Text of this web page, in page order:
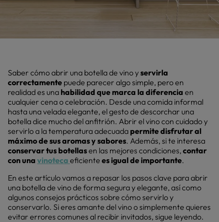
Saber cómo abrir una botella de vino yservirla
correctamente puede parecer algo simple, pero en
realidad es una habilidad que marca la diferencia en
cualquier cena o celebración. Desde una comida informal
hasta una velada elegante, el gesto de descorchar una
botella dice mucho del anfitrión. Abrir el vino con cuidado y
servirlo a la temperatura adecuada permite disfrutar al
máximo de sus aromas y sabores. Además, si te interesa
conservar tus botellasen las mejores condiciones, contar
con una vinoteca eficiente es igual de importante.
En este artículo vamos a repasar los pasos clave para abrir
una botella de vino de forma segura y elegante, así como
algunos consejos prácticos sobre cómo servirlo y
conservarlo. Si eres amante del vino o simplemente quieres
evitar errores comunes al recibir invitados, sigue leyendo.